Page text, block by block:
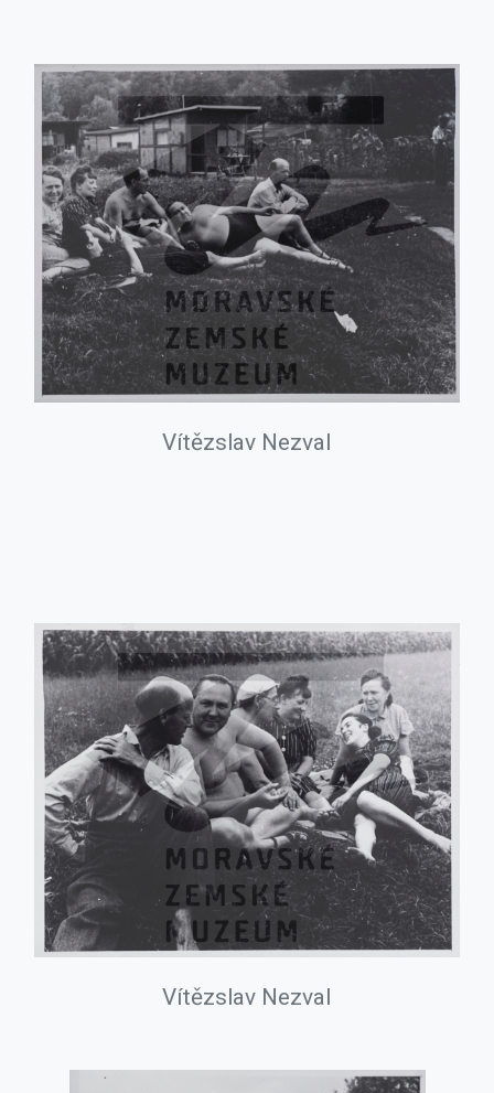
Vítězslav Nezval
Vítězslav Nezval